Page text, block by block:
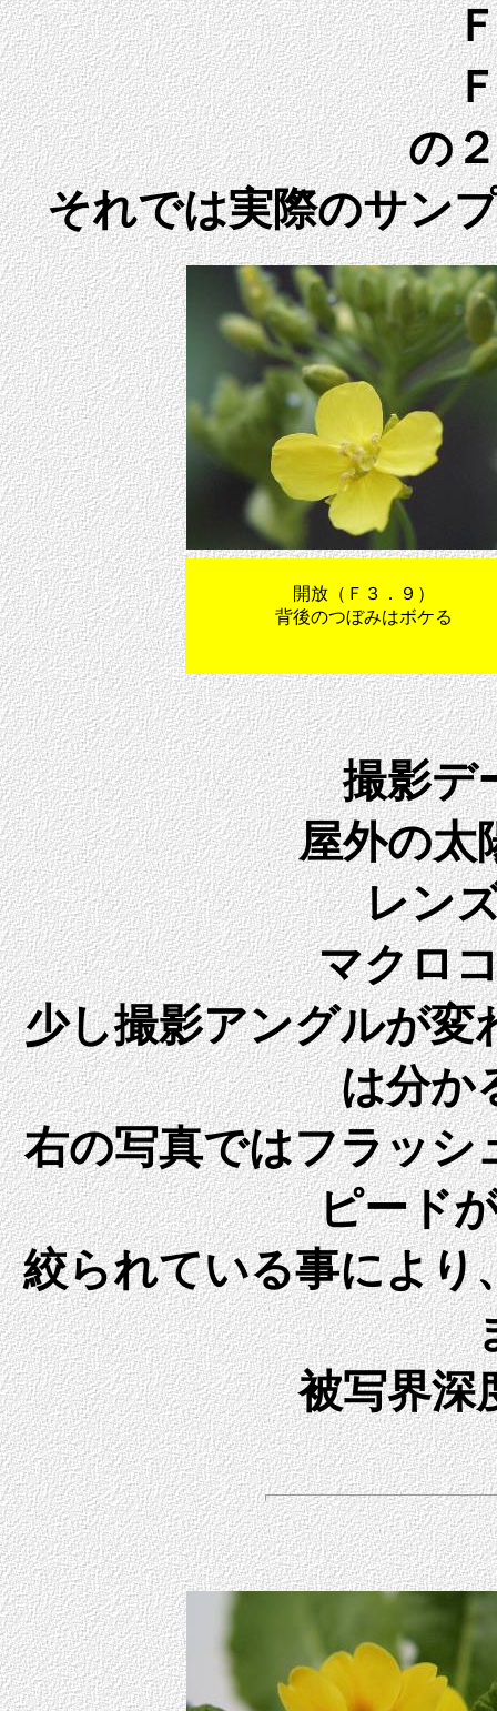
の
それでは実際のサン
開放（Ｆ３．９）
背後のつぼみはボケる
撮影デ
屋外の太
レン
マクロ
少し撮影アングルが変
は分か
右の写真ではフラッシ
ピード
絞られている事により
被写界深